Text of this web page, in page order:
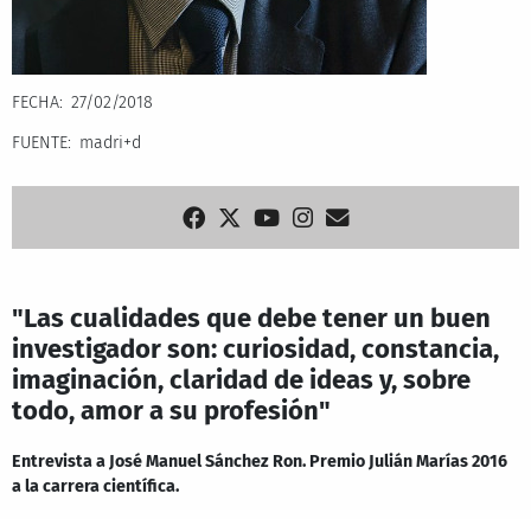
FECHA
27/02/2018
FUENTE
madri+d
"Las cualidades que debe tener un buen
investigador son: curiosidad, constancia,
imaginación, claridad de ideas y, sobre
todo, amor a su profesión"
Entrevista a José Manuel Sánchez Ron. Premio Julián Marías 2016
a la carrera científica.